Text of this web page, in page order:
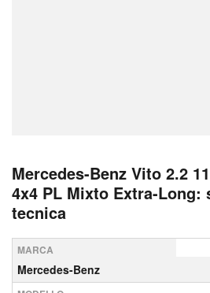
Mercedes-Benz Vito 2.2
4x4 PL Mixto Extra-Long:
tecnica
MARCA
Mercedes-Benz